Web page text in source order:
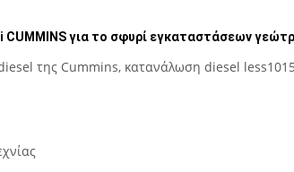
για το σφυρί εγκαταστάσεων
της Cummins, κατανάλωση diesel